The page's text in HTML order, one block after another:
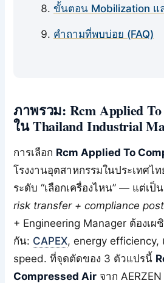
ขั้นตอน Mobilization แ
คำถามที่พบบ่อย (FAQ)
ภาพรวม: Rcm Applied
ใน Thailand Industrial
การเลือก Rcm Applied To
โรงงานอุตสาหกรรมในประเทศไ
ระดับ “เลือกเครื่องไหน” — แต่เป็
risk transfer + compliance
+ Engineering Manager ต้องเ
กัน: CAPEX, energy efficiency,
speed. ที่จุดตัดของ 3 ตัวแปรนี้
Compressed Air จาก